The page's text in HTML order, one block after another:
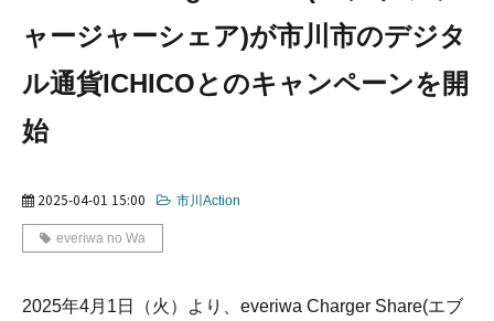
お問合せ
ャージャーシェア)が市川市のデジタ
ル通貨ICHICOとのキャンペーンを開
始
2025-04-01 15:00 市川Action
everiwa no Wa
2025年4月1日（火）より、everiwa Charger Share(エブ